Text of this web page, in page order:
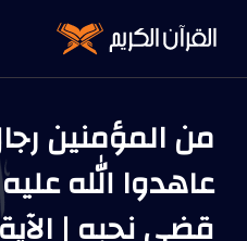
من المؤمنين
عاهدوا الله